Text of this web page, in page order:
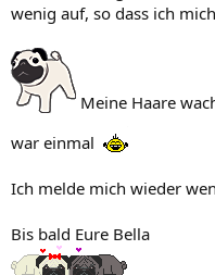
wenig auf, so dass ich
Meine Haare
war einmal
Ich melde mich wieder
Bis bald Eure Bella